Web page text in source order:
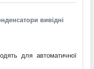
вивідні
для автоматичної